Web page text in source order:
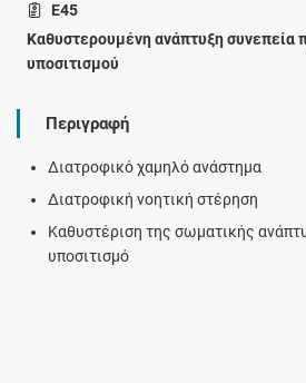
E45
Καθυστερουμένη ανάπτυξη συνεπεία
υποσιτισμού
Περιγραφή
Διατροφικό χαμηλό ανάστημα
Διατροφική νοητική στέρηση
Καθυστέριση της σωματικής
υποσιτισμό